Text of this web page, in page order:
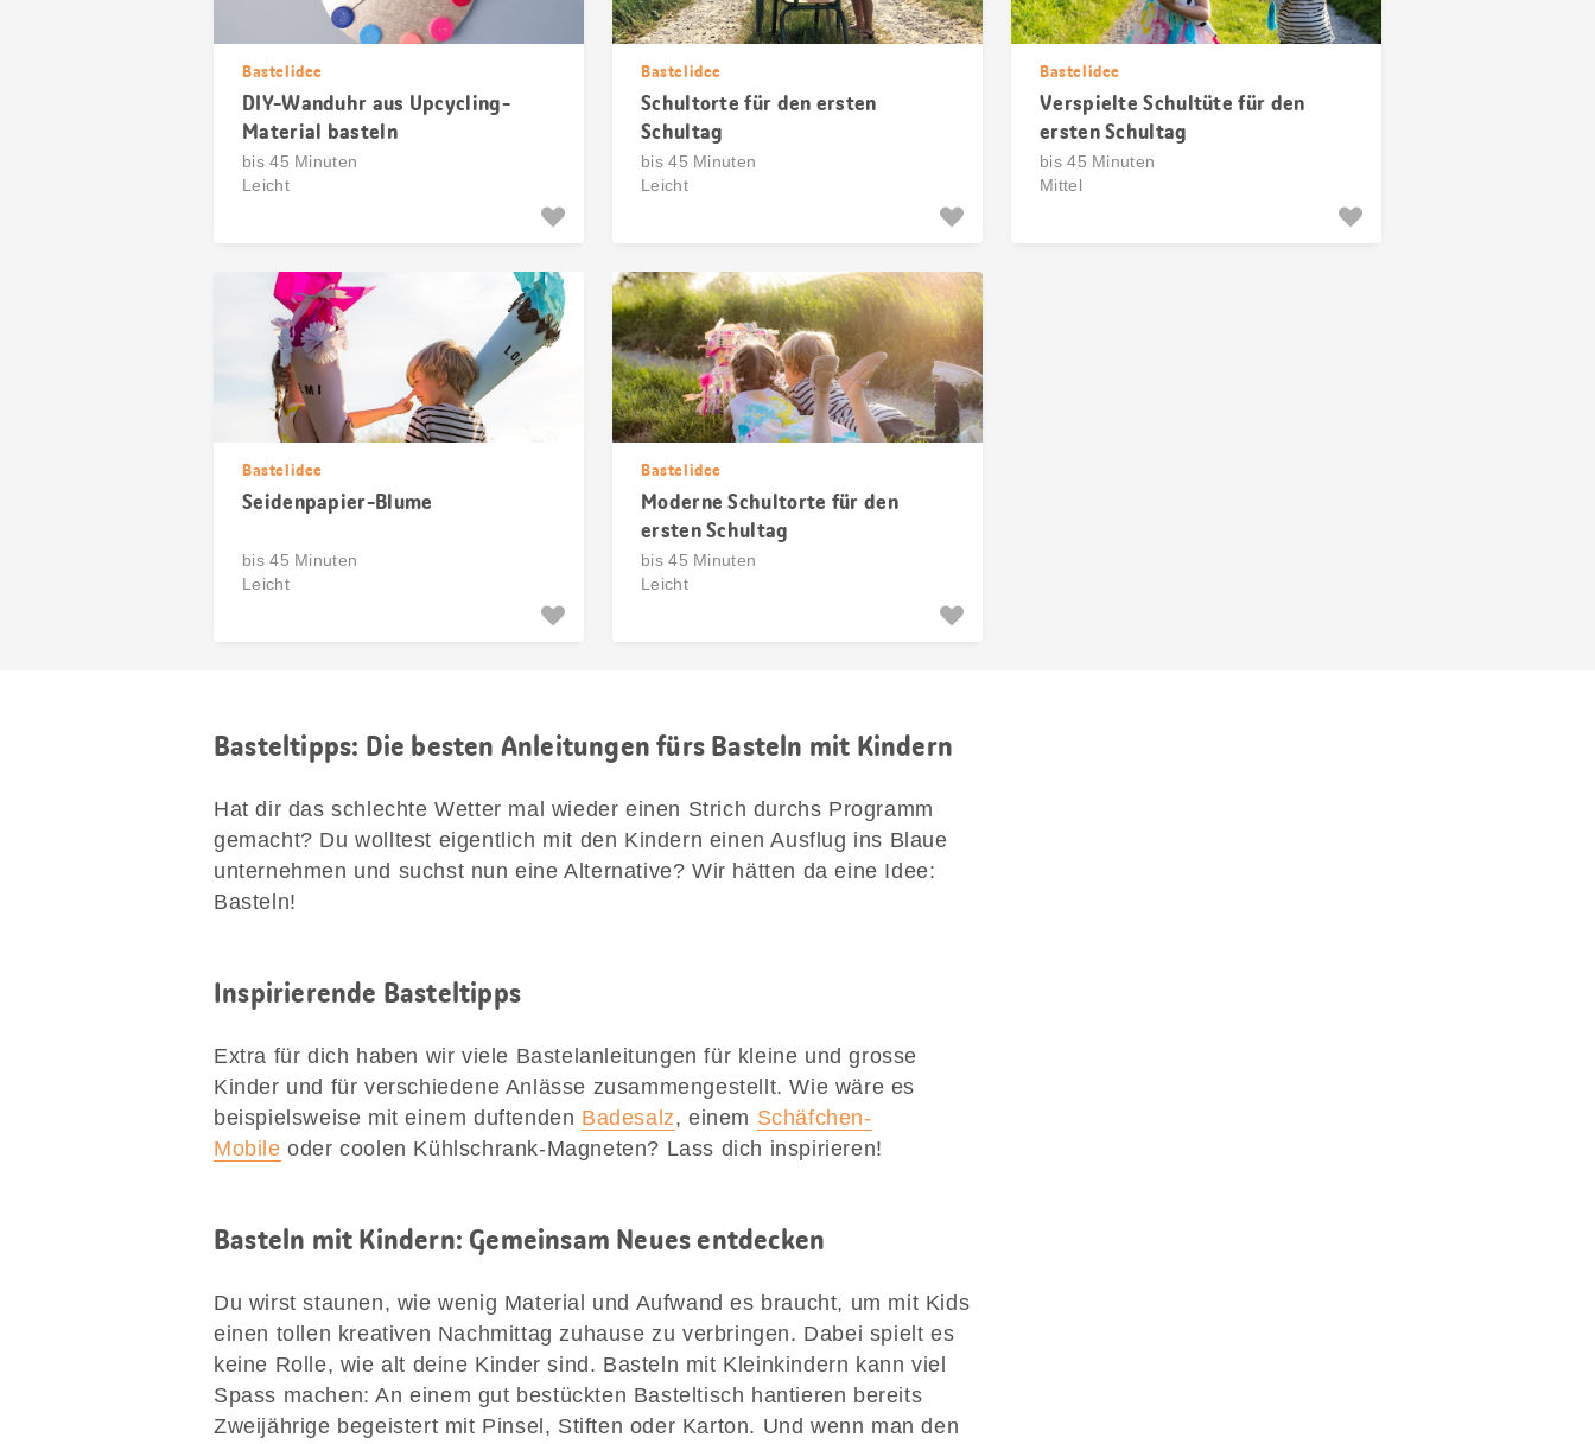
Bastelidee
DIY-Wanduhr aus Upcycling-
Material basteln
bis 45 Minuten
Leicht
Bastelidee
Schultorte für den ersten
Schultag
bis 45 Minuten
Leicht
Bastelidee
Verspielte Schultüte für den
ersten Schultag
bis 45 Minuten
Mittel
Bastelidee
Seidenpapier-Blume
bis 45 Minuten
Leicht
Bastelidee
Moderne Schultorte für den
ersten Schultag
bis 45 Minuten
Leicht
Basteltipps: Die besten Anleitungen fürs Basteln mit Kindern
Hat dir das schlechte Wetter mal wieder einen Strich durchs Programm
gemacht? Du wolltest eigentlich mit den Kindern einen Ausflug ins Blaue
unternehmen und suchst nun eine Alternative? Wir hätten da eine Idee:
Basteln!
Inspirierende Basteltipps
Extra für dich haben wir viele Bastelanleitungen für kleine und grosse
Kinder und für verschiedene Anlässe zusammengestellt. Wie wäre es
beispielsweise mit einem duftenden Badesalz, einem Schäfchen-
Mobile oder coolen Kühlschrank-Magneten? Lass dich inspirieren!
Basteln mit Kindern: Gemeinsam Neues entdecken
Du wirst staunen, wie wenig Material und Aufwand es braucht, um mit Kids
einen tollen kreativen Nachmittag zuhause zu verbringen. Dabei spielt es
keine Rolle, wie alt deine Kinder sind. Basteln mit Kleinkindern kann viel
Spass machen: An einem gut bestückten Basteltisch hantieren bereits
Zweijährige begeistert mit Pinsel, Stiften oder Karton. Und wenn man den